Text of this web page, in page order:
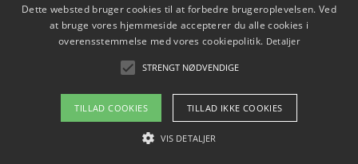
Copyright 2026 - Pilanto Aps
Om / kontakt
Blog Betingelser
Dette websted bruger cookies til at forbedre brugeroplevelsen. Ved
at bruge vores hjemmeside accepterer du alle cookies i
overensstemmelse med vores cookiepolitik. Detaljer
STRENGT NØDVENDIGE
TILLAD COOKIES TILLAD IKKE COOKIES
VIS DETALJER